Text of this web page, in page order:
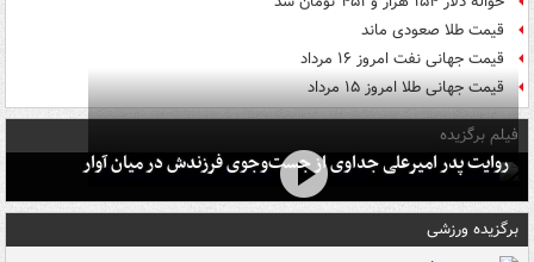
قیمت طلا صعودی ماند
قیمت جهانی نفت امروز ۱۶ مرداد
قیمت جهانی طلا امروز ۱۵ مرداد
فیلم برگزیده
روایت پدر امیرعلی جداوی از جست‌وجوی فرزندش در میان آوار
برگزیده ورزشی